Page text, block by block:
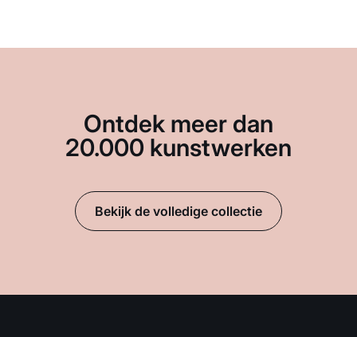
Ontdek meer dan
20.000 kunstwerken
Bekijk de volledige collectie